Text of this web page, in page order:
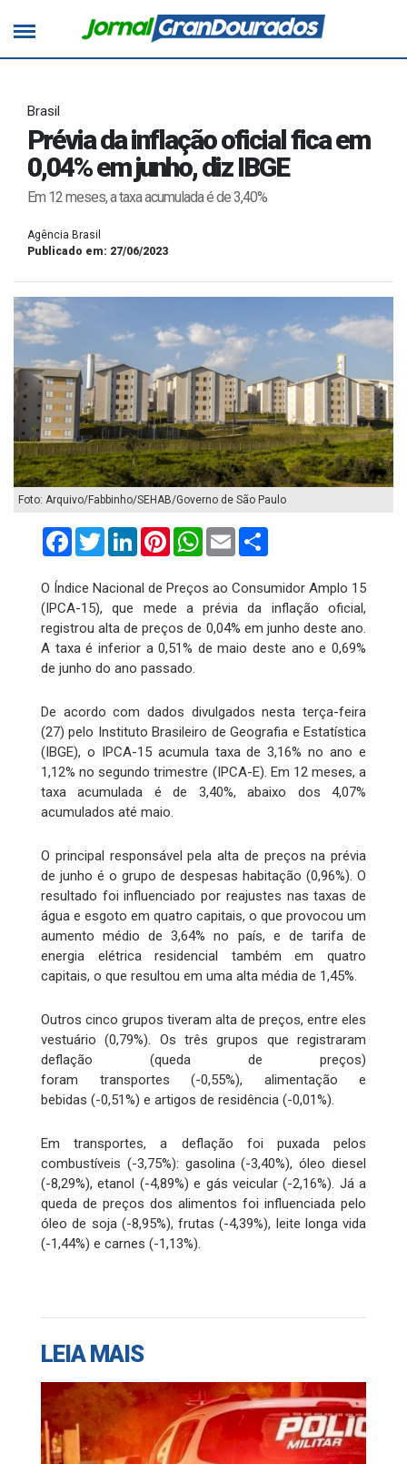
Brasil
Prévia da inflação oficial fica em
0,04% em junho, diz IBGE
Em 12 meses, a taxa acumulada é de 3,40%
Agência Brasil
Publicado em: 27/06/2023
Foto: Arquivo/Fabbinho/SEHAB/Governo de São Paulo
FacebookTwitterLinkedInPinterestWhatsApp
Email
O Índice Nacional de Preços ao Consumidor Amplo 15
(IPCA-15), que mede a prévia da inflação oficial,
registrou alta de preços de 0,04% em junho deste ano.
A taxa é inferior a 0,51% de maio deste ano e 0,69%
de junho do ano passado.
De acordo com dados divulgados nesta terça-feira
(27) pelo Instituto Brasileiro de Geografia e Estatística
(IBGE), o IPCA-15 acumula taxa de 3,16% no ano e
1,12% no segundo trimestre (IPCA-E). Em 12 meses, a
taxa acumulada é de 3,40%, abaixo dos 4,07%
acumulados até maio.
O principal responsável pela alta de preços na prévia
de junho é o grupo de despesas habitação (0,96%). O
resultado foi influenciado por reajustes nas taxas de
água e esgoto em quatro capitais, o que provocou um
aumento médio de 3,64% no país, e de tarifa de
energia elétrica residencial também em quatro
capitais, o que resultou em uma alta média de 1,45%.
Outros cinco grupos tiveram alta de preços, entre eles
vestuário (0,79%). Os três grupos que registraram
deflação (queda de preços)
foram transportes (-0,55%), alimentação e
bebidas (-0,51%) e artigos de residência (-0,01%).
Em transportes, a deflação foi puxada pelos
combustíveis (-3,75%): gasolina (-3,40%), óleo diesel
(-8,29%), etanol (-4,89%) e gás veicular (-2,16%). Já a
queda de preços dos alimentos foi influenciada pelo
óleo de soja (-8,95%), frutas (-4,39%), leite longa vida
(-1,44%) e carnes (-1,13%).
LEIA MAIS